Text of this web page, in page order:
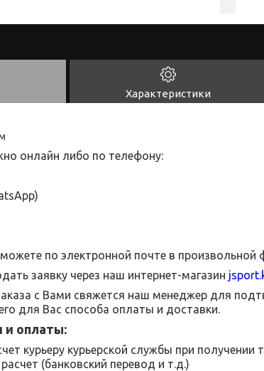
Характеристики
онлайн либо по телефону:
)
по электронной почте в произвольной
заявку через наш интернет-магазин jsport.
с Вами свяжется наш менеджер для
для Вас способа оплаты и доставки.
и оплаты:
курьеру курьерской службы при получении
(банковский перевод и т.д.)